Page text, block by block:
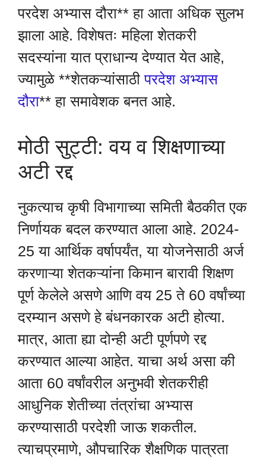
परदेश अभ्यास दौरा** हा आता अधिक सुलभ
झाला आहे. विशेषतः महिला शेतकरी
सदस्यांना यात प्राधान्य देण्यात येत आहे,
ज्यामुळे **शेतकऱ्यांसाठीपरदेश अभ्यास
दौरा** हा समावेशक बनत आहे.
मोठी सुट्टी: वय व शिक्षणाच्या
अटी रद्द
नुकत्याच कृषी विभागाच्या समिती बैठकीत एक
निर्णायक बदल करण्यात आला आहे. 2024-
25 या आर्थिक वर्षापर्यंत, या योजनेसाठी अर्ज
करणाऱ्या शेतकऱ्यांना किमान बारावी शिक्षण
पूर्ण केलेले असणे आणि वय 25 ते 60 वर्षांच्या
दरम्यान असणे हे बंधनकारक अटी होत्या.
मात्र, आता ह्या दोन्ही अटी पूर्णपणे रद्द
करण्यात आल्या आहेत. याचा अर्थ असा की
आता 60 वर्षांवरील अनुभवी शेतकरीही
आधुनिक शेतीच्या तंत्रांचा अभ्यास
करण्यासाठी परदेशी जाऊ शकतील.
त्याचप्रमाणे, औपचारिक शैक्षणिक पात्रता